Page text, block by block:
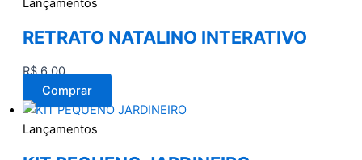
Lançamentos
RETRATO NATALINO INTERATIVO
R$6,00
Comprar
Lançamentos